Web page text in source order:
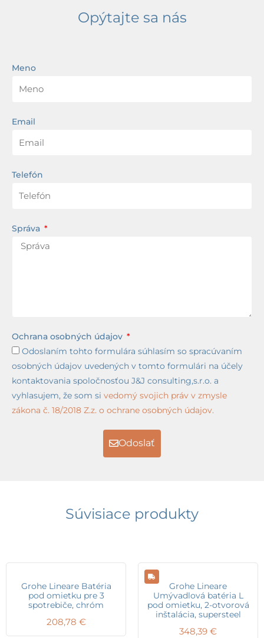
Opýtajte sa nás
Meno
Email
Telefón
Správa
Ochrana osobných údajov
Odoslaním tohto formulára súhlasím so spracúvaním
osobných údajov uvedených v tomto formulári na účely
kontaktovania spoločnosťou J&J consulting,s.r.o. a
vyhlasujem, že som si vedomý svojich práv v zmysle
zákona č. 18/2018 Z.z. o ochrane osobných údajov.
Odoslať
Súvisiace produkty
Grohe Lineare Batéria
pod omietku pre 3
spotrebiče, chróm
208,78 €
Grohe Lineare
Umývadlová batéria L
pod omietku, 2-otvorová
inštalácia, supersteel
348,39 €